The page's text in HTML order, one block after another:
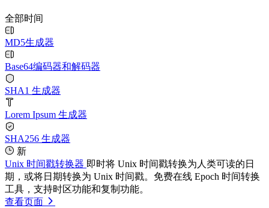
全部时间
MD5生成器
Base64编码器和解码器
SHA1 生成器
Lorem Ipsum 生成器
SHA256 生成器
新
Unix 时间戳转换器 即时将 Unix 时间戳转换为人类可读的日
期，或将日期转换为 Unix 时间戳。免费在线 Epoch 时间转换
工具，支持时区功能和复制功能。
查看页面